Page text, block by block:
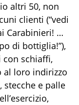
altri 50, non
clienti (“vedi
Carabinieri! …
di bottiglia!”),
schiaffi,
al loro indirizzo
stecche e palle
,